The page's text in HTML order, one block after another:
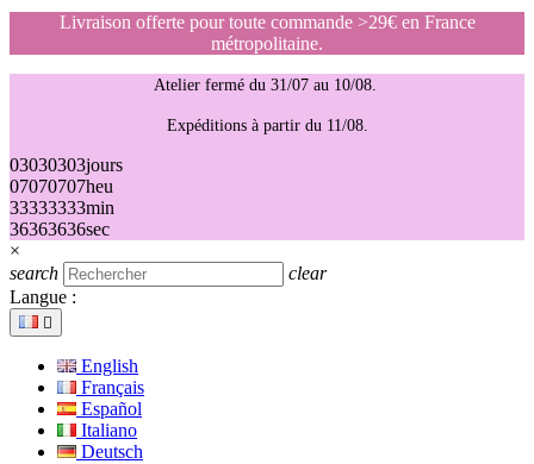
Livraison offerte pour toute commande >29€ en France
métropolitaine.
Atelier fermé du 31/07 au 10/08.
Expéditions à partir du 11/08.
03030303jours
07070707heu
33333333min
36363636sec
×
search
clear
Langue :

English
Français
Español
Italiano
Deutsch